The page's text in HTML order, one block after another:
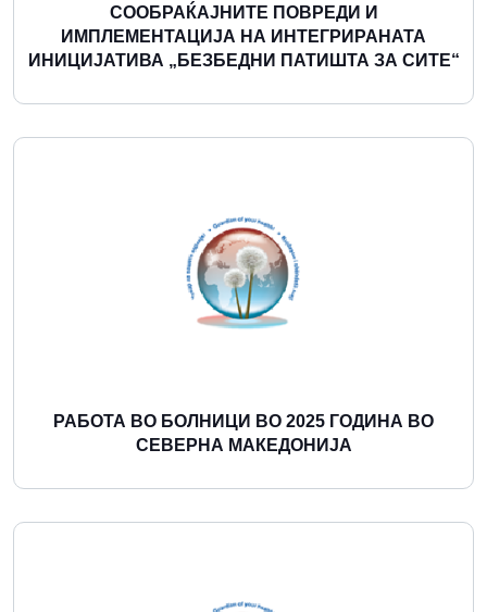
СООБРАЌАЈНИТЕ ПОВРЕДИ И
ИМПЛЕМЕНТАЦИЈА НА ИНТЕГРИРАНАТА
ИНИЦИЈАТИВА „БЕЗБЕДНИ ПАТИШТА ЗА СИТЕ“
Повеќе
РАБОТА ВО БОЛНИЦИ ВО 2025 ГОДИНА ВО
СЕВЕРНА МАКЕДОНИЈА